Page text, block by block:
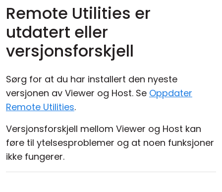
Remote Utilities er
utdatert eller
versjonsforskjell
Sørg for at du har installert den nyeste
versjonen av Viewer og Host. Se Oppdater
Remote Utilities.
Versjonsforskjell mellom Viewer og Host kan
føre til ytelsesproblemer og at noen funksjoner
ikke fungerer.